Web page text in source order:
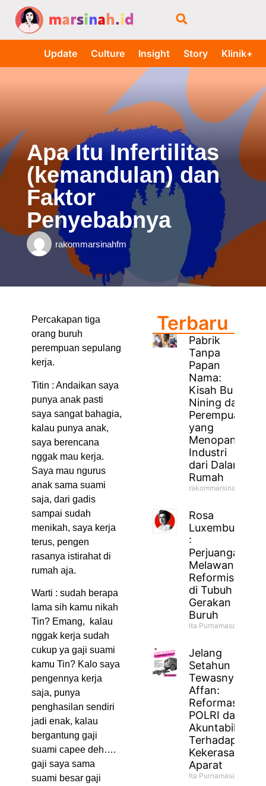
Update Culture Insight Story Klinik+
Apa Itu Infertilitas
(kemandulan) dan
Faktor
Penyebabnya
rakommarsinahfm
Percakapan tiga
orang buruh
perempuan sepulang
kerja.
Titin : Andaikan saya
punya anak pasti
saya sangat bahagia,
kalau punya anak,
saya berencana
nggak mau kerja.
Saya mau ngurus
anak sama suami
saja, dari gadis
sampai sudah
menikah, saya kerja
terus, pengen
rasanya istirahat di
rumah aja.
Warti : sudah berapa
lama sih kamu nikah
Tin? Emang, kalau
nggak kerja sudah
cukup ya gaji suami
kamu Tin? Kalo saya
pengennya kerja
saja, punya
penghasilan sendiri
jadi enak, kalau
bergantung gaji
suami capee deh….
gaji saya sama
suami besar gaji
Terbaru
Pabrik
Tanpa
Papan
Nama:
Kisah Bu
Nining dan
Perempuan
yang
Menopang
Industri
dari Dalam
Rumah
rakommarsinahfm
Rosa
Luxemburg
:
Perjuangan
Melawan
Reformisme
di Tubuh
Gerakan
Buruh
Ita Purnamasari
Jelang
Setahun
Tewasnya
Affan:
Reformasi
POLRI dan
Akuntabilitas
Terhadap
Kekerasan
Aparat
Ita Purnamasari